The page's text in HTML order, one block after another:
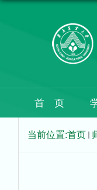
首 页
当前位置:首页